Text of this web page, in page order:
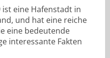
ist eine Hafenstadt in
und hat eine reiche
eine bedeutende
interessante Fakten